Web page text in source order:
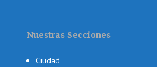
Nuestras Secciones
Ciudad